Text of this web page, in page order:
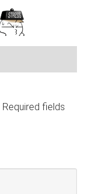
Required fields